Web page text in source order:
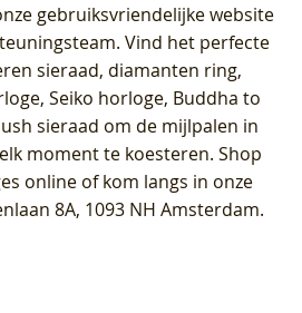
gebruiksvriendelijke website
Vind het perfecte
sieraad, diamanten ring,
Seiko horloge, Buddha to
sieraad om de mijlpalen in
moment te koesteren. Shop
online of kom langs in onze
8A, 1093 NH Amsterdam.